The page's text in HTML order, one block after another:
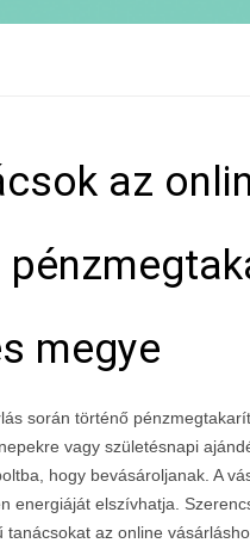
az
megye
során történő
vagy születésnapi
hogy bevásároljanak. A
energiáját elszívhatja.
az online